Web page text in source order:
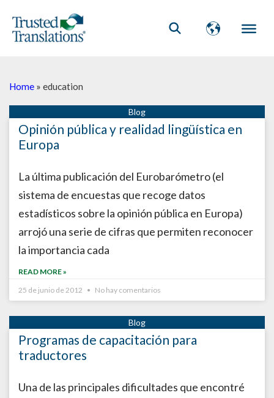
Home » education
Opinión pública y realidad lingüística en
Europa
La última publicación del Eurobarómetro (el
sistema de encuestas que recoge datos
estadísticos sobre la opinión pública en Europa)
arrojó una serie de cifras que permiten reconocer
la importancia cada
READ MORE »
25 de junio de 2012
No hay comentarios
Programas de capacitación para
traductores
Una de las principales dificultades que encontré